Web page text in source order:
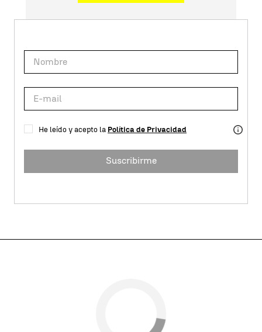
He leído y acepto la Política de Privacidad
Suscribirme